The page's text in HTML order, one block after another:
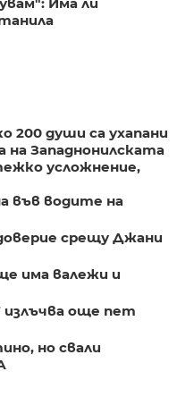
200 души са ухапани
на Западнонилската
усложнение,
във водите на
срещу Джани
има валежи и
излъчва още пет
но свали